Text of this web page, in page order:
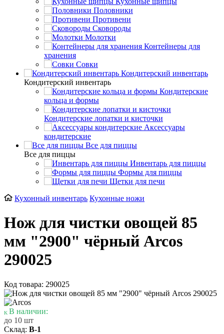
Половники
Противени
Сковороды
Молотки
Контейнеры для
хранения
Совки
Кондитерский инвентарь
Кондитерский инвентарь
Кондитерские
кольца и формы
Кондитерские лопатки и кисточки
Аксессуары
кондитерские
Все для пиццы
Все для пиццы
Инвентарь для пиццы
Формы для пиццы
Щетки для печи
Кухонный инвентарь Кухонные ножи
Нож для чистки овощей 85
мм "2900" чёрный Arcos
290025
Код товара: 290025
В наличии:
до 10 шт
Склад: В-1